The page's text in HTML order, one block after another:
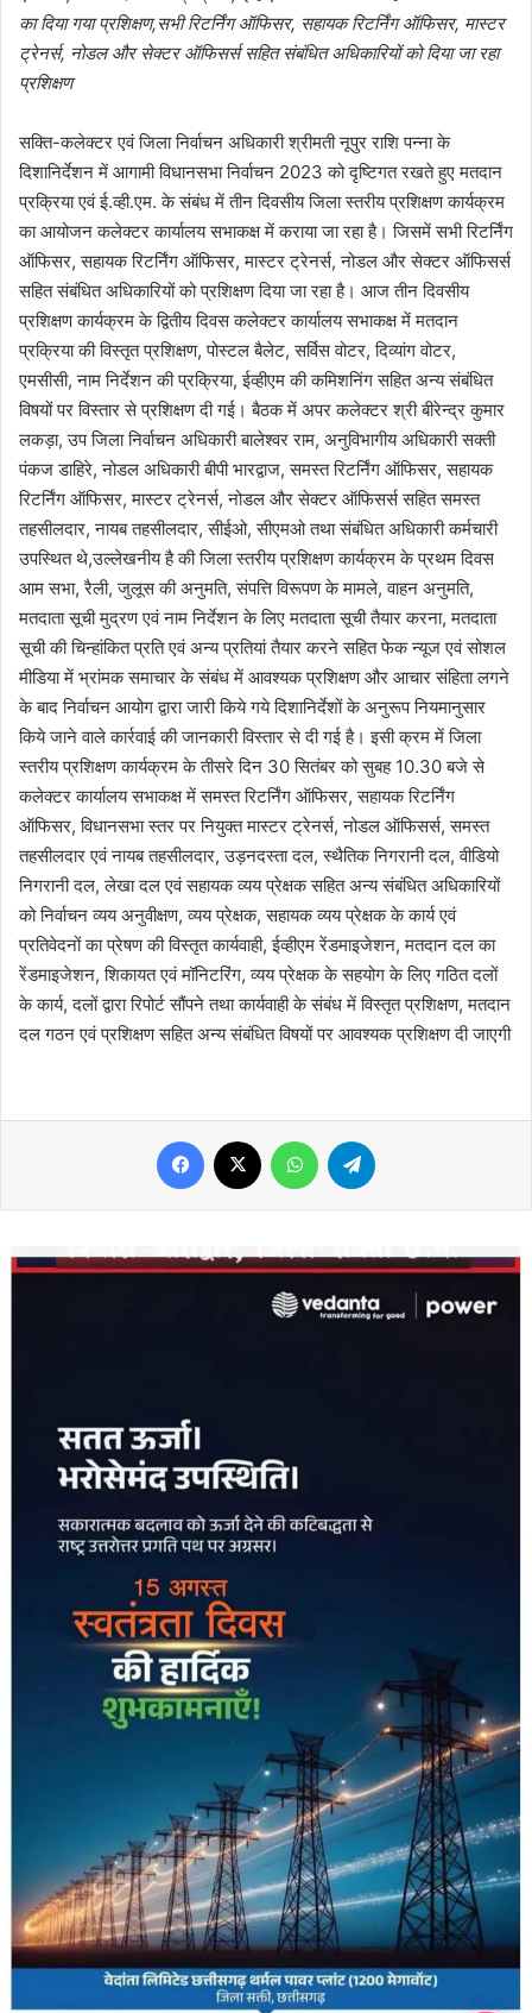
का दिया गया प्रशिक्षण,सभी रिटर्निंग ऑफिसर, सहायक रिटर्निंग ऑफिसर, मास्टर
ट्रेनर्स, नोडल और सेक्टर ऑफिसर्स सहित संबंधित अधिकारियों को दिया जा रहा
प्रशिक्षण
सक्ति-कलेक्टर एवं जिला निर्वाचन अधिकारी श्रीमती नूपुर राशि पन्ना के
दिशानिर्देशन में आगामी विधानसभा निर्वाचन 2023 को दृष्टिगत रखते हुए मतदान
प्रक्रिया एवं ई.व्ही.एम. के संबंध में तीन दिवसीय जिला स्तरीय प्रशिक्षण कार्यक्रम
का आयोजन कलेक्टर कार्यालय सभाकक्ष में कराया जा रहा है। जिसमें सभी रिटर्निंग
ऑफिसर, सहायक रिटर्निंग ऑफिसर, मास्टर ट्रेनर्स, नोडल और सेक्टर ऑफिसर्स
सहित संबंधित अधिकारियों को प्रशिक्षण दिया जा रहा है। आज तीन दिवसीय
प्रशिक्षण कार्यक्रम के द्वितीय दिवस कलेक्टर कार्यालय सभाकक्ष में मतदान
प्रक्रिया की विस्तृत प्रशिक्षण, पोस्टल बैलेट, सर्विस वोटर, दिव्यांग वोटर,
एमसीसी, नाम निर्देशन की प्रक्रिया, ईव्हीएम की कमिशनिंग सहित अन्य संबंधित
विषयों पर विस्तार से प्रशिक्षण दी गई। बैठक में अपर कलेक्टर श्री बीरेन्द्र कुमार
लकड़ा, उप जिला निर्वाचन अधिकारी बालेश्वर राम, अनुविभागीय अधिकारी सक्ती
पंकज डाहिरे, नोडल अधिकारी बीपी भारद्वाज, समस्त रिटर्निंग ऑफिसर, सहायक
रिटर्निंग ऑफिसर, मास्टर ट्रेनर्स, नोडल और सेक्टर ऑफिसर्स सहित समस्त
तहसीलदार, नायब तहसीलदार, सीईओ, सीएमओ तथा संबंधित अधिकारी कर्मचारी
उपस्थित थे,उल्लेखनीय है की जिला स्तरीय प्रशिक्षण कार्यक्रम के प्रथम दिवस
आम सभा, रैली, जुलूस की अनुमति, संपत्ति विरूपण के मामले, वाहन अनुमति,
मतदाता सूची मुद्रण एवं नाम निर्देशन के लिए मतदाता सूची तैयार करना, मतदाता
सूची की चिन्हांकित प्रति एवं अन्य प्रतियां तैयार करने सहित फेक न्यूज एवं सोशल
मीडिया में भ्रांमक समाचार के संबंध में आवश्यक प्रशिक्षण और आचार संहिता लगने
के बाद निर्वाचन आयोग द्वारा जारी किये गये दिशानिर्देशों के अनुरूप नियमानुसार
किये जाने वाले कार्रवाई की जानकारी विस्तार से दी गई है। इसी क्रम में जिला
स्तरीय प्रशिक्षण कार्यक्रम के तीसरे दिन 30 सितंबर को सुबह 10.30 बजे से
कलेक्टर कार्यालय सभाकक्ष में समस्त रिटर्निंग ऑफिसर, सहायक रिटर्निंग
ऑफिसर, विधानसभा स्तर पर नियुक्त मास्टर ट्रेनर्स, नोडल ऑफिसर्स, समस्त
तहसीलदार एवं नायब तहसीलदार, उड़नदस्ता दल, स्थैतिक निगरानी दल, वीडियो
निगरानी दल, लेखा दल एवं सहायक व्यय प्रेक्षक सहित अन्य संबंधित अधिकारियों
को निर्वाचन व्यय अनुवीक्षण, व्यय प्रेक्षक, सहायक व्यय प्रेक्षक के कार्य एवं
प्रतिवेदनों का प्रेषण की विस्तृत कार्यवाही, ईव्हीएम रेंडमाइजेशन, मतदान दल का
रेंडमाइजेशन, शिकायत एवं मॉनिटरिंग, व्यय प्रेक्षक के सहयोग के लिए गठित दलों
के कार्य, दलों द्वारा रिपोर्ट सौंपने तथा कार्यवाही के संबंध में विस्तृत प्रशिक्षण, मतदान
दल गठन एवं प्रशिक्षण सहित अन्य संबंधित विषयों पर आवश्यक प्रशिक्षण दी जाएगी
Facebook WhatsApp